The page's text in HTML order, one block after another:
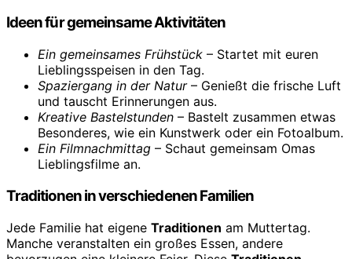
Ideen für gemeinsame Aktivitäten
Ein gemeinsames Frühstück – Startet mit euren
Lieblingsspeisen in den Tag.
Spaziergang in der Natur– Genießt die frische Luft
und tauscht Erinnerungen aus.
Kreative Bastelstunden – Bastelt zusammen etwas
Besonderes, wie ein Kunstwerk oder ein Fotoalbum.
Ein Filmnachmittag – Schaut gemeinsam Omas
Lieblingsfilme an.
Traditionen in verschiedenen Familien
Jede Familie hat eigene Traditionen am Muttertag.
Manche veranstalten ein großes Essen, andere